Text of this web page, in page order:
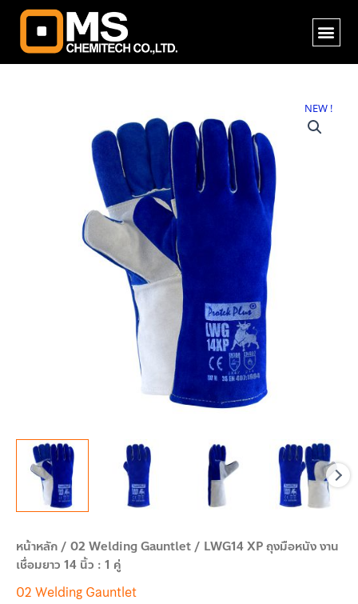
Skip
content
NEW !
หน้าหลัก/ 02 Welding Gauntlet/ LWG14 XP ถุงมือหนัง งาน
เชื่อมยาว 14 นิ้ว : 1 คู่
02 Welding Gauntlet